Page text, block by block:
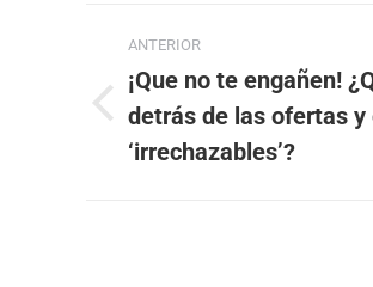
Navegación
entre
publicaciones
ANTERIOR
Publicación
anterior:
¡Que no te engañen!
detrás de las ofertas y
‘irrechazables’?